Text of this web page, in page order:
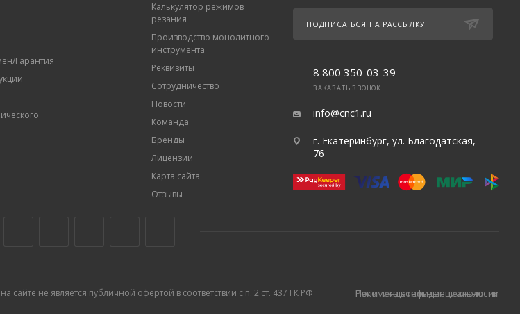
Гарантия
Калькулятор режимов
резания
Производство монолитного
инструмента
Реквизиты
Сотрудничество
Новости
Команда
Бренды
Лицензии
Карта сайта
Отзывы
ПОДПИСАТЬСЯ НА РАССЫЛКУ
8 800 350-03-39
ЗАКАЗАТЬ ЗВОНОК
info@cnc1.ru
г. Екатеринбург, ул. Благодатская,
76
сайте не является публичной офертой в соответствии с п. 2 ст. 437 ГК РФ Политика конфиденциальности
Рекомендательные технологии